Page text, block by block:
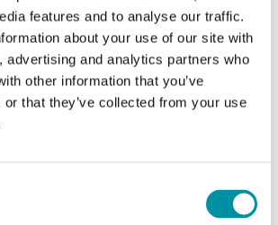
features and to analyse our traffic.
about your use of our site with
advertising and analytics partners who
other information that you’ve
or that they’ve collected from your use
3
1
-15…90 °C
Evolution AHU, regolatore